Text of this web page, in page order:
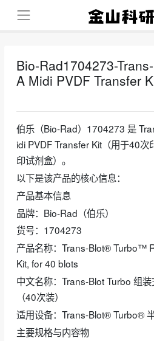
Bio-Rad1704273-
A Midi PVDF Transfer
伯乐（Bio-Rad）1704273 是
idi PVDF Transfer Kit‌（用于40次
印试剂盒）。
以下是该产品的核心信息：
产品基本信息
‌品牌‌：Bio-Rad（伯乐）
‌货号‌：1704273
产品名称‌：Trans-Blot® Turbo™
Kit, for 40 blots
中文名称‌：Trans-Blot Turbo 组
（40次装）
适用设备‌：Trans-Blot® Turbo®
主要规格与内容物